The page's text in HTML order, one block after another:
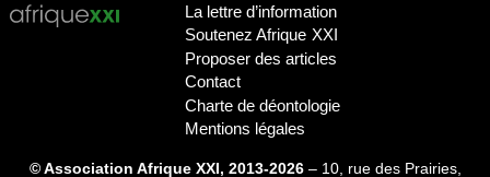
La lettre d’information
Soutenez Afrique XXI
Proposer des articles
Contact
Charte de déontologie
Mentions légales
© Association Afrique XXI, 2013-2026– 10, rue des Prairies,